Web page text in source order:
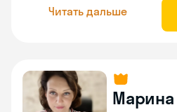
Читать дальше
Марина